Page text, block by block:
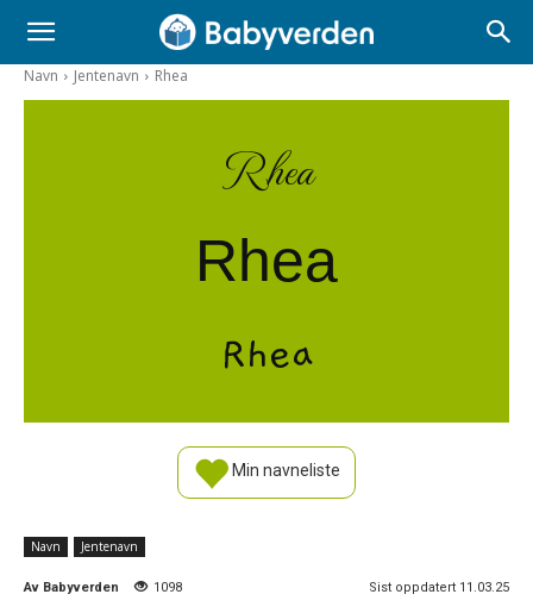
Navn Jentenavn Rhea
Rhea
Rhea
Rhea
Min navneliste
Navn Jentenavn
Av Babyverden 1098 Sist oppdatert 11.03.25